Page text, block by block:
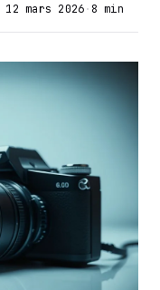
12 mars 2026· 8 min